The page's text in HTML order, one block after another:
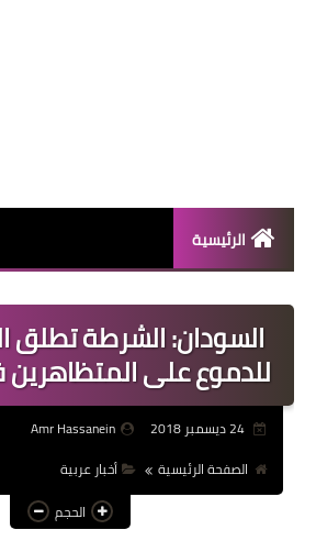
الرئيسية
منوعات
فعاليات
صحة
عالم المرأة
السودان: الشرطة تطلق
للدموع على
24 ديسمبر 2018
Amr Hassanein
الصفحة الرئيسية
أخبار عربية
الحجم